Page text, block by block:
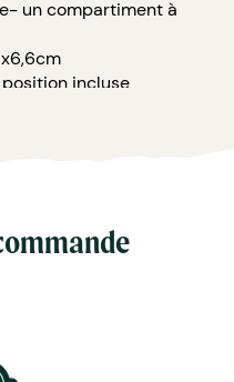
un compartiment à
incluse